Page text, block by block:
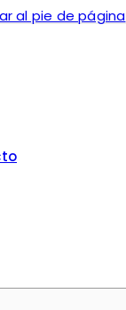
al pie de página